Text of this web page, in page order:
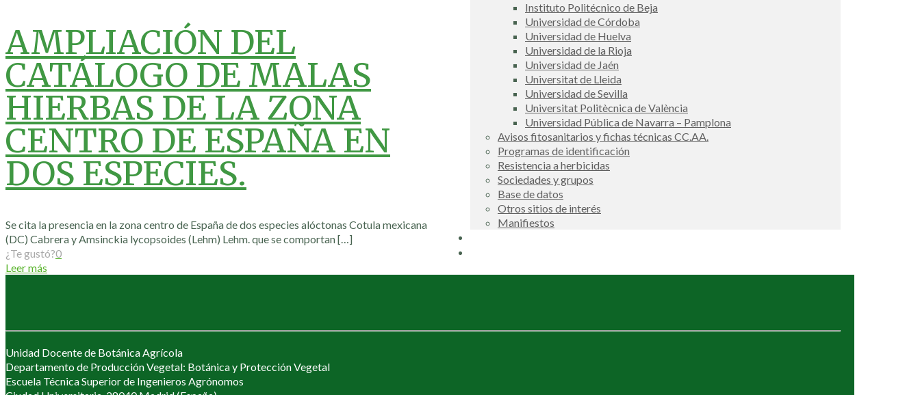
Instituto Politécnico de Beja
Universidad de Córdoba
Universidad de Huelva
Universidad de la Rioja
Universidad de Jaén
Universitat de Lleida
Universidad de Sevilla
Universitat Politècnica de València
Universidad Pública de Navarra – Pamplona
Avisos fitosanitarios y fichas técnicas CC.AA.
Programas de identificación
Resistencia a herbicidas
Sociedades y grupos
Base de datos
Otros sitios de interés
Manifiestos
AMPLIACIÓN DEL
CATÁLOGO DE MALAS
HIERBAS DE LA ZONA
CENTRO DE ESPAÑA EN
DOS ESPECIES.
Se cita la presencia en la zona centro de España de dos especies alóctonas Cotula mexicana
(DC) Cabrera y Amsinckia lycopsoides (Lehm) Lehm. que se comportan[…]
¿Te gustó?0
Leer más
Unidad Docente de Botánica Agrícola
Departamento de Producción Vegetal: Botánica y Protección Vegetal
Escuela Técnica Superior de Ingenieros Agrónomos